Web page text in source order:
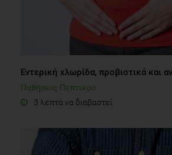
Εντερική χλωρίδα, προβιοτικά και
Παθήσεις Πεπτικού
3 λεπτά να διαβαστεί